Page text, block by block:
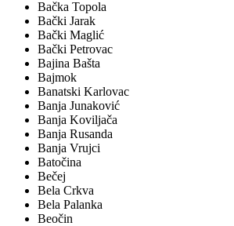
Bačka Topola
Bački Jarak
Bački Maglić
Bački Petrovac
Bajina Bašta
Bajmok
Banatski Karlovac
Banja Junaković
Banja Koviljača
Banja Rusanda
Banja Vrujci
Batočina
Bečej
Bela Crkva
Bela Palanka
Beočin